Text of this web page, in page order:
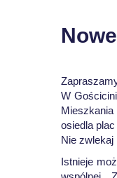
W
osiedla
Nie
Istnieje